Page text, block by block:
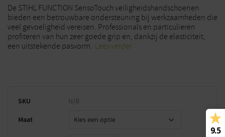
De STIHL FUNCTION SensoTouch veiligheidshandschoenen
bieden een betrouwbare ondersteuning bij werkzaamheden die
veel gevoeligheid vereisen. Professionals en particulieren
profiteren van hun zeer goede grip en, dankzij de elasticiteit,
een uitstekende pasvorm. Lees verder
SKU N/B
Maat
9.5